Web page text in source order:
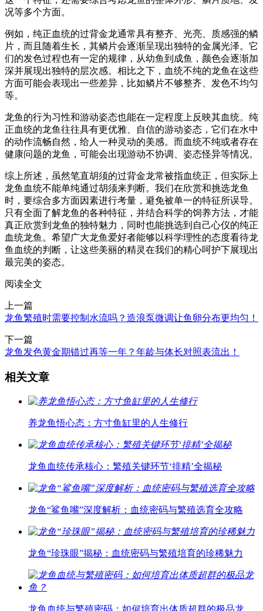
况等多个方面。
例如，纯正血统的过背金龙通常具有整齐、光亮、质感强的鳞
片，而且随着生长，其鳞片会逐渐呈现出独特的金属光泽。它
们的发色过程也有一定的规律，从幼鱼到成鱼，颜色会逐渐加
深并展现出独特的层次感。相比之下，血统不纯的龙鱼在这些
方面可能会表现出一些差异，比如鳞片不够整齐、发色不均匀
等。
龙鱼的行为习性和游动姿态也能在一定程度上反映其血统。纯
正血统的龙鱼往往具有更优雅、自信的游动姿态，它们在水中
的动作流畅自然，给人一种灵动的美感。而血统不纯或者存在
健康问题的龙鱼，可能会出现游动不协调、姿态怪异等情况。
综上所述，虽然笔直胡须的过背金龙常被指血统正，但实际上
龙鱼血统不能单纯通过胡须来判断。我们在欣赏和挑选龙鱼
时，要综合多方面因素进行考量，避免被单一的特征所误导。
只有全面了解龙鱼的各种特征，并结合科学的饲养方法，才能
真正欣赏到龙鱼的独特魅力，同时也能挑选到自己心仪的纯正
血统龙鱼。希望广大龙鱼爱好者能够以科学理性的态度看待龙
鱼血统的判断，让这些美丽的精灵在我们的精心呵护下展现出
最完美的姿态。
阅读全文
上一篇
龙鱼繁殖时需要控制水流吗？造浪泵微调让鱼卵分布更均匀！
下一篇
龙鱼发色黄金期错过再等一年？年龄与体长对照表流出！
相关文章
养龙鱼悟心态：方寸鱼缸里的人生修行
龙鱼血统传承核心：繁殖关键环节‘排精’全揭秘
龙鱼“鲨鱼嘴”深度解析：血统密码与繁殖选育全攻略
龙鱼“珍珠眼”揭秘：血统密码与繁殖培育的珍稀魅力